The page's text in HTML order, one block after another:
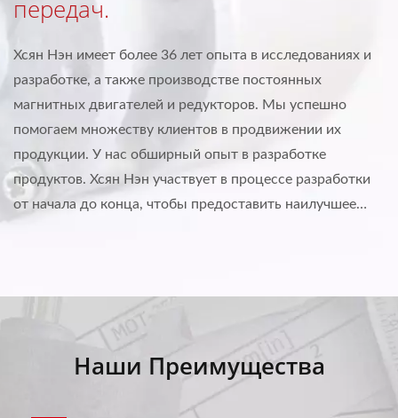
передач.
Хсян Нэн имеет более 36 лет опыта в исследованиях и
разработке, а также производстве постоянных
магнитных двигателей и редукторов. Мы успешно
помогаем множеству клиентов в продвижении их
продукции. У нас обширный опыт в разработке
продуктов. Хсян Нэн участвует в процессе разработки
от начала до конца, чтобы предоставить наилучшее
Наши Преимущества